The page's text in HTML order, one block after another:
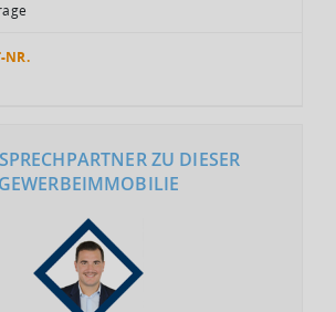
NR.
ZU DIESER
GEWERBEIMMOBILIE